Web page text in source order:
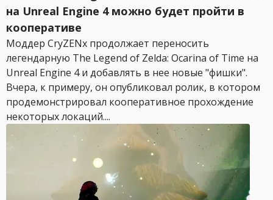
на Unreal Engine 4 можно будет пройти в
кооперативе
Моддер CryZENx продолжает переносить
легендарную The Legend of Zelda: Ocarina of Time на
Unreal Engine 4 и добавлять в нее новые "фишки".
Вчера, к примеру, он опубликовал ролик, в котором
продемонстрировал кооперативное прохождение
некоторых локаций....